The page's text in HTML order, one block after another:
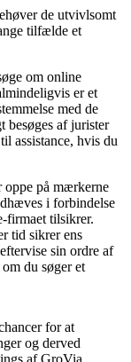
de utvivlsomt
tilfælde et
om online
er et
med de
af jurister
assistance, hvis du
på mærkerne
i forbindelse
firmaet tilsikrer.
tid sikrer ens
sin ordre af
du søger et
for at
og derved
af GroVia